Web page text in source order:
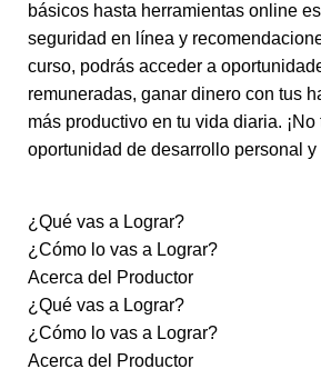
básicos hasta herramientas online
seguridad en línea y
curso, podrás acceder a
remuneradas, ganar dinero con tus
más productivo en tu vida diaria.
oportunidad de desarrollo personal y
¿Qué vas a Lograr?
¿Cómo lo vas a Lograr?
Acerca del Productor
¿Qué vas a Lograr?
¿Cómo lo vas a Lograr?
Acerca del Productor